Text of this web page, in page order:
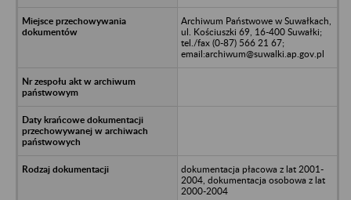
Archiwum Państwowe w Suwałkach,
ul. Kościuszki 69, 16-400 Suwałki;
tel./fax (0-87) 566 21 67;
email:archiwum@suwalki.ap.gov.pl
dokumentacja płacowa z lat 2001-
2004, dokumentacja osobowa z lat
2000-2004